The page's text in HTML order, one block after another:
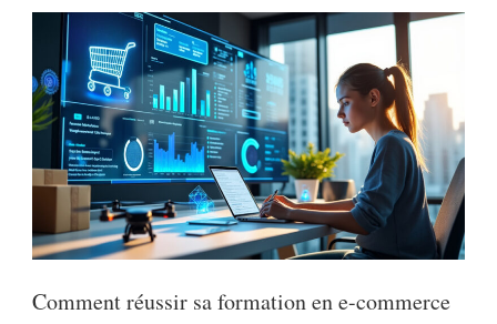
Comment réussir sa formation en e-commerce